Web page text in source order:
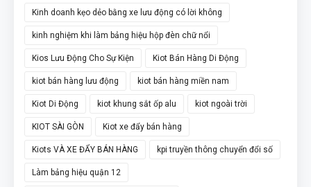
Kinh doanh kẹo dẻo bằng xe lưu động có lời không
kinh nghiệm khi làm bảng hiệu hộp đèn chữ nổi
Kios Lưu Động Cho Sự Kiện Kiot Bán Hàng Di Động
kiot bán hàng lưu động kiot bán hàng miền nam
Kiot Di Động kiot khung sắt ốp alu kiot ngoài trời
KIOT SÀI GÒN Kiot xe đẩy bán hàng
Kiots VÀ XE ĐẨY BÁN HÀNG kpi truyền thông chuyển đổi số
Làm bảng hiệu quận 12